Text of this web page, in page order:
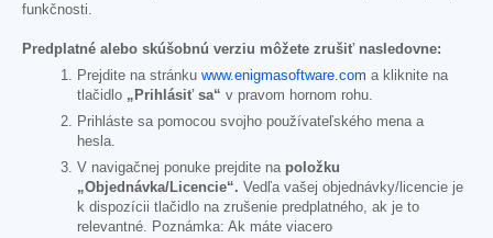
funkčnosti.
Predplatné alebo skúšobnú verziu môžete zrušiť nasledovne:
Prejdite na stránku www.enigmasoftware.com a kliknite na
tlačidlo „Prihlásiť sa“ v pravom hornom rohu.
Prihláste sa pomocou svojho používateľského mena a
hesla.
V navigačnej ponuke prejdite na položku
„Objednávka/Licencie“. Vedľa vašej objednávky/licencie je
k dispozícii tlačidlo na zrušenie predplatného, ak je to
relevantné. Poznámka: Ak máte viacero